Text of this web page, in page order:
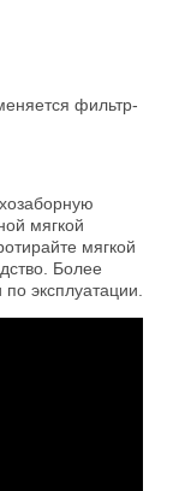
фильтр-
мягкой
мягкой
Более
эксплуатации.